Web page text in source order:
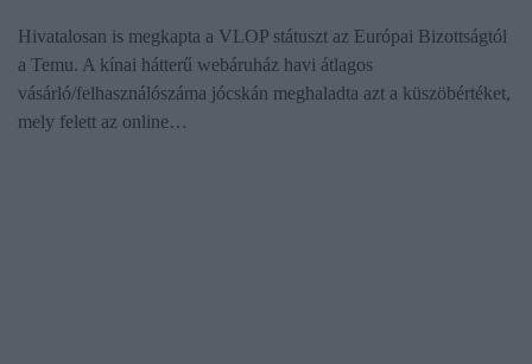
Hivatalosan is megkapta a VLOP státuszt az Európai Bizottságtól
a Temu. A kínai hátterű webáruház havi átlagos
vásárló/felhasználószáma jócskán meghaladta azt a küszöbértéket,
mely felett az online…